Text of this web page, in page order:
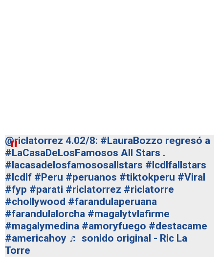
@riclatorrez 4.02/8: #LauraBozzo regresó a
#LaCasaDeLosFamosos All Stars .
#lacasadelosfamososallstars #lcdlfallstars
#lcdlf #Peru #peruanos #tiktokperu #Viral
#fyp #parati #riclatorrez #riclatorre
#chollywood #farandulaperuana
#farandulalorcha #magalytvlafirme
#magalymedina #amoryfuego #destacame
#americahoy ♬ sonido original - Ric La
Torre